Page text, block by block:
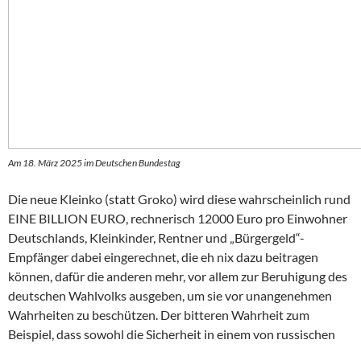
Am 18. März 2025 im Deutschen Bundestag
Die neue Kleinko (statt Groko) wird diese wahrscheinlich rund
EINE BILLION EURO, rechnerisch 12000 Euro pro Einwohner
Deutschlands, Kleinkinder, Rentner und „Bürgergeld“-
Empfänger dabei eingerechnet, die eh nix dazu beitragen
können, dafür die anderen mehr, vor allem zur Beruhigung des
deutschen Wahlvolks ausgeben, um sie vor unangenehmen
Wahrheiten zu beschützen. Der bitteren Wahrheit zum
Beispiel, dass sowohl die Sicherheit in einem von russischen